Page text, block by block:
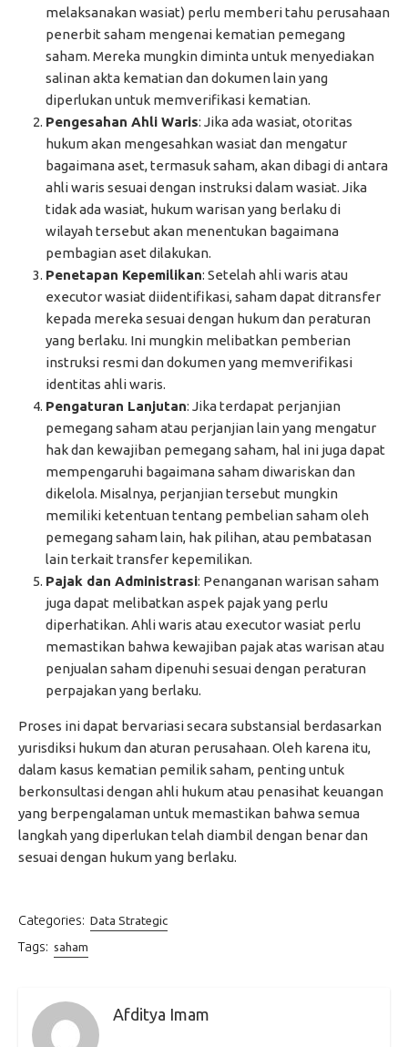
melaksanakan wasiat) perlu memberi tahu perusahaan
penerbit saham mengenai kematian pemegang
saham. Mereka mungkin diminta untuk menyediakan
salinan akta kematian dan dokumen lain yang
diperlukan untuk memverifikasi kematian.
Pengesahan Ahli Waris: Jika ada wasiat, otoritas
hukum akan mengesahkan wasiat dan mengatur
bagaimana aset, termasuk saham, akan dibagi di antara
ahli waris sesuai dengan instruksi dalam wasiat. Jika
tidak ada wasiat, hukum warisan yang berlaku di
wilayah tersebut akan menentukan bagaimana
pembagian aset dilakukan.
Penetapan Kepemilikan: Setelah ahli waris atau
executor wasiat diidentifikasi, saham dapat ditransfer
kepada mereka sesuai dengan hukum dan peraturan
yang berlaku. Ini mungkin melibatkan pemberian
instruksi resmi dan dokumen yang memverifikasi
identitas ahli waris.
Pengaturan Lanjutan: Jika terdapat perjanjian
pemegang saham atau perjanjian lain yang mengatur
hak dan kewajiban pemegang saham, hal ini juga dapat
mempengaruhi bagaimana saham diwariskan dan
dikelola. Misalnya, perjanjian tersebut mungkin
memiliki ketentuan tentang pembelian saham oleh
pemegang saham lain, hak pilihan, atau pembatasan
lain terkait transfer kepemilikan.
Pajak dan Administrasi: Penanganan warisan saham
juga dapat melibatkan aspek pajak yang perlu
diperhatikan. Ahli waris atau executor wasiat perlu
memastikan bahwa kewajiban pajak atas warisan atau
penjualan saham dipenuhi sesuai dengan peraturan
perpajakan yang berlaku.
Proses ini dapat bervariasi secara substansial berdasarkan
yurisdiksi hukum dan aturan perusahaan. Oleh karena itu,
dalam kasus kematian pemilik saham, penting untuk
berkonsultasi dengan ahli hukum atau penasihat keuangan
yang berpengalaman untuk memastikan bahwa semua
langkah yang diperlukan telah diambil dengan benar dan
sesuai dengan hukum yang berlaku.
Categories: Data Strategic
Tags: saham
Afditya Imam